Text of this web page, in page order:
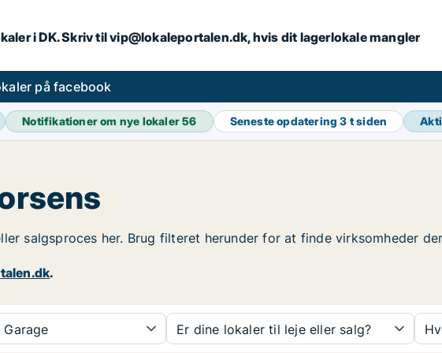
i DK. Skriv til vip@lokaleportalen.dk, hvis dit lagerlokale mangler
på facebook
Notifikationer om nye lokaler56 Seneste opdatering3 t siden
salgsproces her. Brug filteret herunder for at finde virksomheder
.
Garage Er dine lokaler til leje eller salg?